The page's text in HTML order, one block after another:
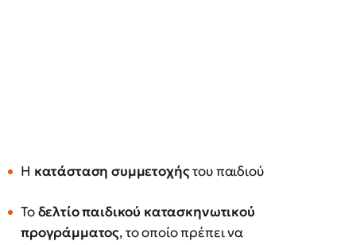
Η κατάσταση συμμετοχήςτου παιδιού
Τοδελτίο παιδικού κατασκηνωτικού
προγράμματος, το οποίο πρέπει να